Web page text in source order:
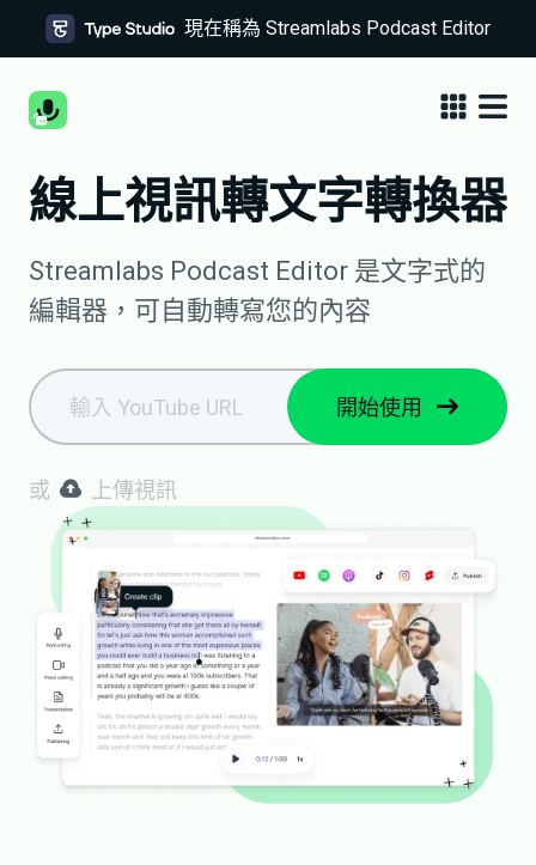
現在稱為 Streamlabs Podcast Editor
線上視訊轉文字轉換器
Streamlabs Podcast Editor 是文字式的
編輯器，可自動轉寫您的內容
開始使用
或 上傳視訊